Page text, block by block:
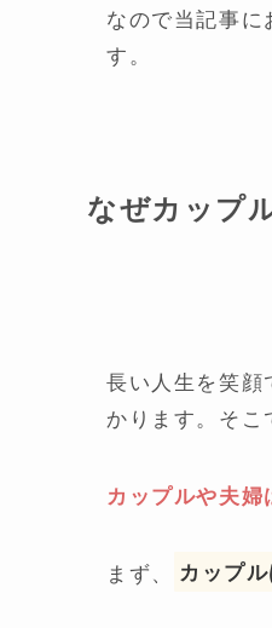
なので当記事に
す。
なぜカップ
長い人生を笑
かります。そこ
カップルや夫婦
まず、 カップ